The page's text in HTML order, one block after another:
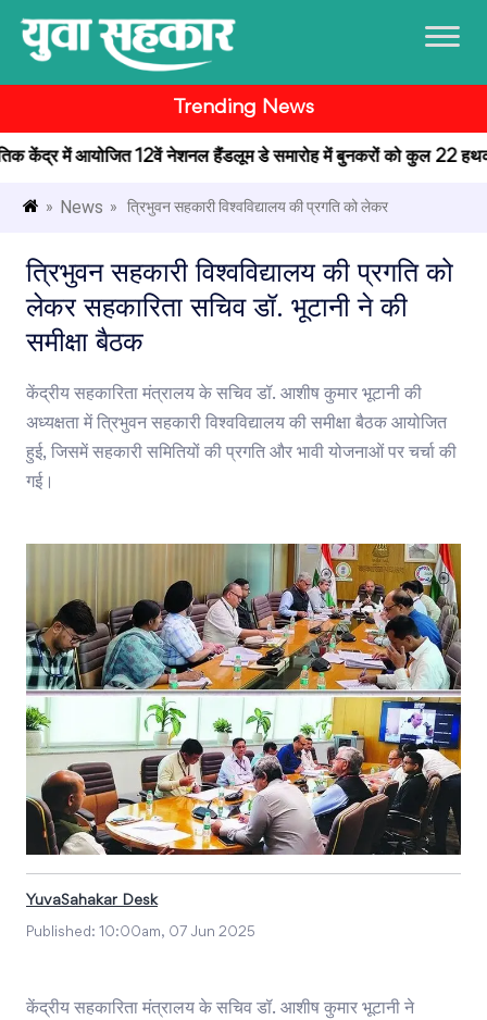
Trending News
केंद्र में आयोजित 12वें नेशनल हैंडलूम डे समारोह में बुनकरों को कुल 22
» News » त्रिभुवन सहकारी विश्वविद्यालय की प्रगति को लेकर
त्रिभुवन सहकारी विश्वविद्यालय की प्रगति को
लेकर सहकारिता सचिव डॉ. भूटानी ने की
समीक्षा बैठक
केंद्रीय सहकारिता मंत्रालय के सचिव डॉ. आशीष कुमार भूटानी की
अध्यक्षता में त्रिभुवन सहकारी विश्वविद्यालय की समीक्षा बैठक आयोजित
हुई, जिसमें सहकारी समितियों की प्रगति और भावी योजनाओं पर चर्चा की
गई।
YuvaSahakar Desk
Published: 10:00am, 07 Jun 2025
केंद्रीय सहकारिता मंत्रालय के सचिव डॉ. आशीष कुमार भूटानी ने